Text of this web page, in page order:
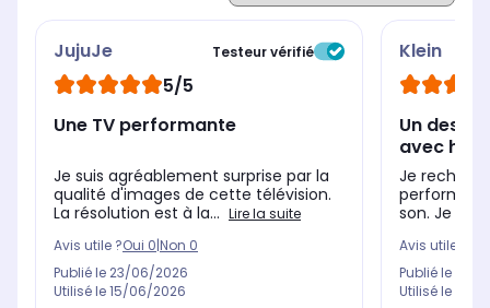
Puissance
70 Watts 20 Watts
JujuJe Testeur vérifié
5/5
Une TV performante
Je suis agréablement surprise par la
qualité d'images de cette télévision.
La résolution est à la... Lire la suite
Avis utile ?Oui 0|Non 0
Publié le 23/06/2026
Utilisé le15/06/2026
Klein
Un des
avec
Je
son. Je ne
Avis utile ?
Publié le
Utilisé le